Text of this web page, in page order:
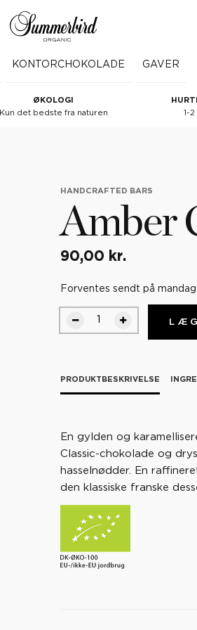
KONTORCHOKOLADE GAVER
ØKOLOGI
Kun det bedste fra naturen
1-
HANDCRAFTED BARS
Amber
90,00 kr.
Forventes sendt på mandag
PRODUKTBESKRIVELSE
En gylden og
Classic-chokolade og
hasselnødder. En
den klassiske franske